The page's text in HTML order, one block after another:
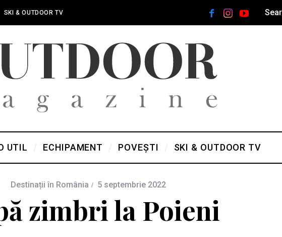
SKI & OUTDOOR TV
UTIL ECHIPAMENT POVEȘTI SKI & OUTDOOR TV
Destinații în România 5 septembrie 2022
zimbri la Poieni